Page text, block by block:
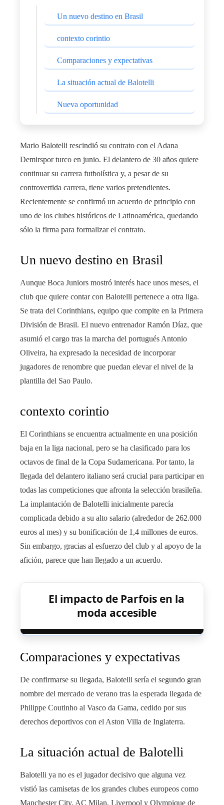
Un nuevo destino en Brasil
contexto corintio
Comparaciones y expectativas
La situación actual de Balotelli
Nueva oportunidad
Mario Balotelli rescindió su contrato con el Adana
Demirspor turco en junio. El delantero de 30 años quiere
continuar su carrera futbolística y, a pesar de su
controvertida carrera, tiene varios pretendientes.
Recientemente se confirmó un acuerdo de principio con
uno de los clubes históricos de Latinoamérica, quedando
sólo la firma para formalizar el contrato.
Un nuevo destino en Brasil
Aunque Boca Juniors mostró interés hace unos meses, el
club que quiere contar con Balotelli pertenece a otra liga.
Se trata del Corinthians, equipo que compite en la Primera
División de Brasil. El nuevo entrenador Ramón Díaz, que
asumió el cargo tras la marcha del portugués Antonio
Oliveira, ha expresado la necesidad de incorporar
jugadores de renombre que puedan elevar el nivel de la
plantilla del Sao Paulo.
contexto corintio
El Corinthians se encuentra actualmente en una posición
baja en la liga nacional, pero se ha clasificado para los
octavos de final de la Copa Sudamericana. Por tanto, la
llegada del delantero italiano será crucial para participar en
todas las competiciones que afronta la selección brasileña.
La implantación de Balotelli inicialmente parecía
complicada debido a su alto salario (alrededor de 262.000
euros al mes) y su bonificación de 1,4 millones de euros.
Sin embargo, gracias al esfuerzo del club y al apoyo de la
afición, parece que han llegado a un acuerdo.
El impacto de Parfois en la
moda accesible
Comparaciones y expectativas
De confirmarse su llegada, Balotelli sería el segundo gran
nombre del mercado de verano tras la esperada llegada de
Philippe Coutinho al Vasco da Gama, cedido por sus
derechos deportivos con el Aston Villa de Inglaterra.
La situación actual de Balotelli
Balotelli ya no es el jugador decisivo que alguna vez
vistió las camisetas de los grandes clubes europeos como
Manchester City, AC Milan, Liverpool y Olympique de